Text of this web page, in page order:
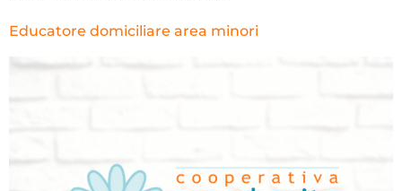
Educatore domiciliare area minori